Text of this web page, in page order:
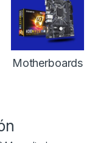
Motherboards